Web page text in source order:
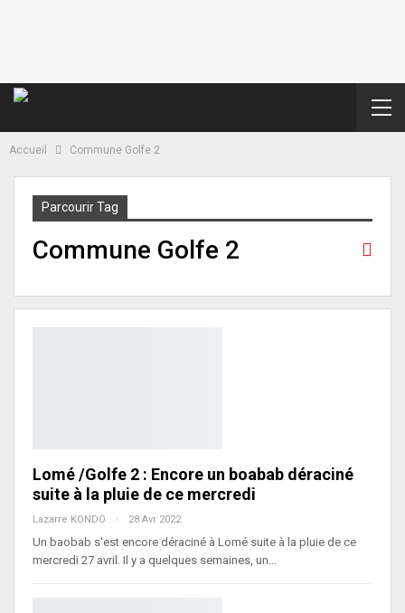
Accueil Commune Golfe 2
Parcourir Tag
Commune Golfe 2
Lomé /Golfe 2 : Encore un boabab déraciné
suite à la pluie de ce mercredi
Lazarre KONDO 28 Avr 2022
Un baobab s'est encore déraciné à Lomé suite à la pluie de ce
mercredi 27 avril. Il y a quelques semaines, un…